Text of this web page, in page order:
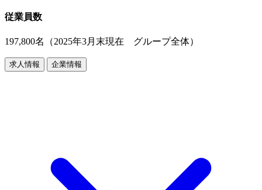
従業員数
197,800名（2025年3月末現在 グループ全体）
求人情報 企業情報